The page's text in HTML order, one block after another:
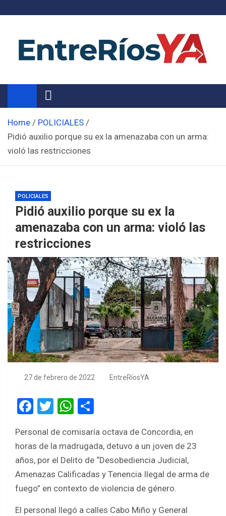
Noticias de Entre Ríos
Información de toda la provincia ahora
Home
POLICIALES
Pidió auxilio porque su ex la amenazaba con un arma:
violó las restricciones
POLICIALES
Pidió auxilio porque su ex la
amenazaba con un arma: violó las
restricciones
27 de febrero de 2022 EntreRíosYA
F
ce
b
o
o
T
tt
er
W
at
s
A
p
p
ar
e
Personal de comisaría octava de Concordia, en
horas de la madrugada, detuvo a un joven de 23
años, por el Delito de “Desobediencia Judicial,
Amenazas Calificadas y Tenencia Ilegal de arma de
fuego” en contexto de violencia de género.
El personal llegó a calles Cabo Miño y General